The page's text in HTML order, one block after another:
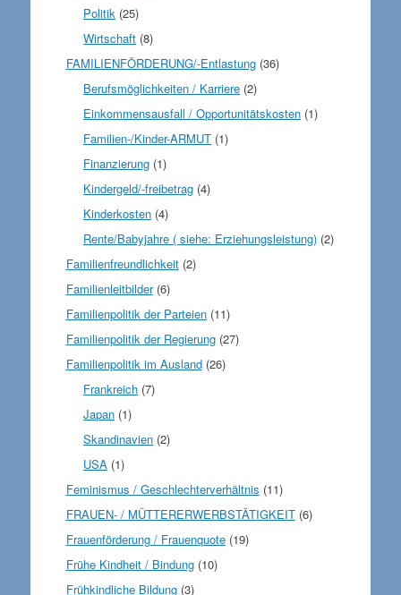
Politik (25)
Wirtschaft (8)
FAMILIENFÖRDERUNG/-Entlastung(36)
Berufsmöglichkeiten / Karriere (2)
Einkommensausfall / Opportunitätskosten (1)
Familien-/Kinder-ARMUT (1)
Finanzierung (1)
Kindergeld/-freibetrag (4)
Kinderkosten (4)
Rente/Babyjahre ( siehe: Erziehungsleistung) (2)
Familienfreundlichkeit(2)
Familienleitbilder(6)
Familienpolitik der Parteien(11)
Familienpolitik der Regierung(27)
Familienpolitik im Ausland(26)
Frankreich (7)
Japan (1)
Skandinavien (2)
USA (1)
Feminismus / Geschlechterverhältnis (11)
FRAUEN- / MÜTTERERWERBSTÄTIGKEIT(6)
Frauenförderung / Frauenquote(19)
Frühe Kindheit / Bindung(10)
Frühkindliche Bildung(3)